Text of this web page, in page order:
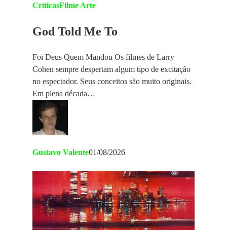
CríticasFilme Arte
God Told Me To
Foi Deus Quem Mandou Os filmes de Larry
Cohen sempre despertam algum tipo de excitação
no espectador. Seus conceitos são muito originais.
Em plena década…
Gustavo Valente01/08/2026